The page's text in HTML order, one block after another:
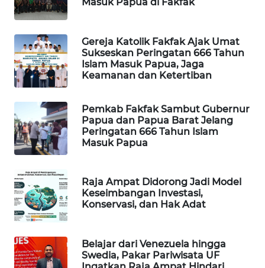
Gereja Katolik Fakfak Ajak Umat
Sukseskan Peringatan 666 Tahun
Islam Masuk Papua, Jaga
Keamanan dan Ketertiban
Pemkab Fakfak Sambut Gubernur
Papua dan Papua Barat Jelang
Peringatan 666 Tahun Islam
Masuk Papua
Raja Ampat Didorong Jadi Model
Keseimbangan Investasi,
Konservasi, dan Hak Adat
Belajar dari Venezuela hingga
Swedia, Pakar Pariwisata UF
DESA
WISATA
LAPAK
Wahana
Network
LISTRIK
MASYARAKAT
KELISTRIKAN
WALINKI